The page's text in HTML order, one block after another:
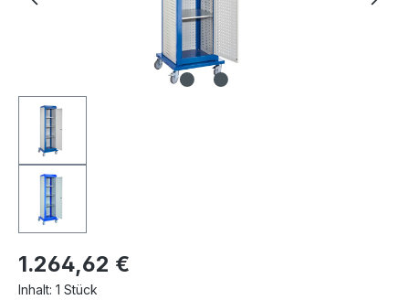
1.264,62 €
Inhalt: 1 Stück